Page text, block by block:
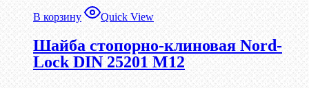
В корзину Quick View
Шайба стопорно-клиновая Nord-
Lock DIN 25201 М12